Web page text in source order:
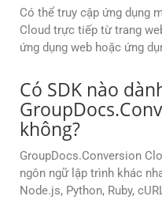
Có thể truy cập ứng dụng
Cloud trực tiếp từ trang
ứng dụng web hoặc ứng
Có SDK nào
không?
GroupDocs.Conversion
ngôn ngữ lập trình khác
Node.js, Python, Ruby,